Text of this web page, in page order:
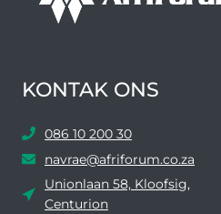
KONTAK ONS
086 10 200 30
navrae@afriforum.co.za
Unionlaan 58, Kloofsig,
Centurion